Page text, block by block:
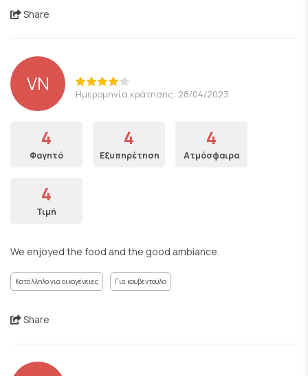
Share
VN Ημερομηνία κράτησης: 28/04/2023
4
Φαγητό
4
Εξυπηρέτηση
4
Ατμόσφαιρα
4
Τιμή
We enjoyed the food and the good ambiance.
Κατάλληλο για οικογένειες Για κουβεντούλα
Share